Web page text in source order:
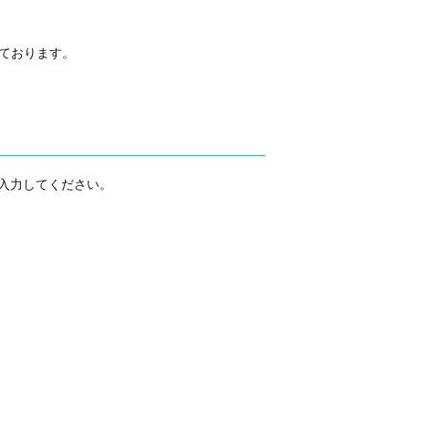
おります。
力してください。